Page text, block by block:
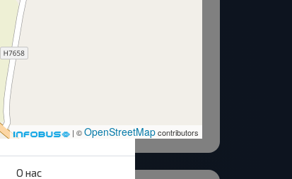
| ©OpenStreetMapcontributors
О нас